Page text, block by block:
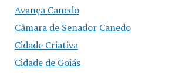
Avança Canedo
Câmara de Senador Canedo
Cidade Criativa
Cidade de Goiás